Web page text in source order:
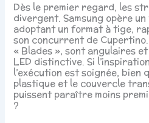
Dès le premier regard, les
divergent. Samsung opère
adoptant un format à tige,
son concurrent de
« Blades », sont angulaires
LED distinctive. Si
l’exécution est soignée, bien
plastique et le couvercle
puissent paraître moins
?